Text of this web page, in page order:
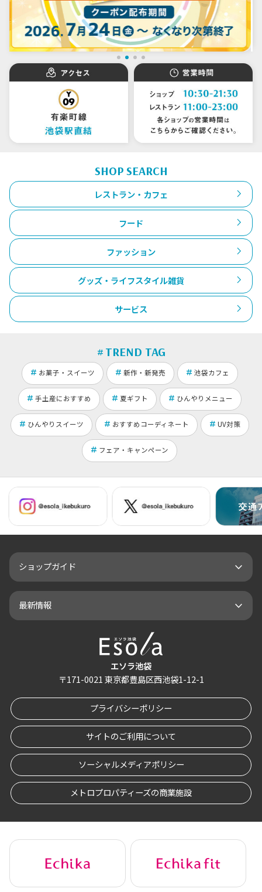
SHOP SEARCH
レストラン・カフェ
フード
ファッション
グッズ・ライフスタイル雑貨
サービス
TREND TAG
お菓子・スイーツ 新作・新発売 池袋カフェ
手土産におすすめ 夏ギフト ひんやりメニュー
ひんやりスイーツ おすすめコーディネート UV対策
フェア・キャンペーン
ショップガイド
最新情報
エソラ池袋
〒171-0021 東京都豊島区西池袋1-12-1
プライバシーポリシー
サイトのご利用について
ソーシャルメディアポリシー
メトロプロパティーズの商業施設